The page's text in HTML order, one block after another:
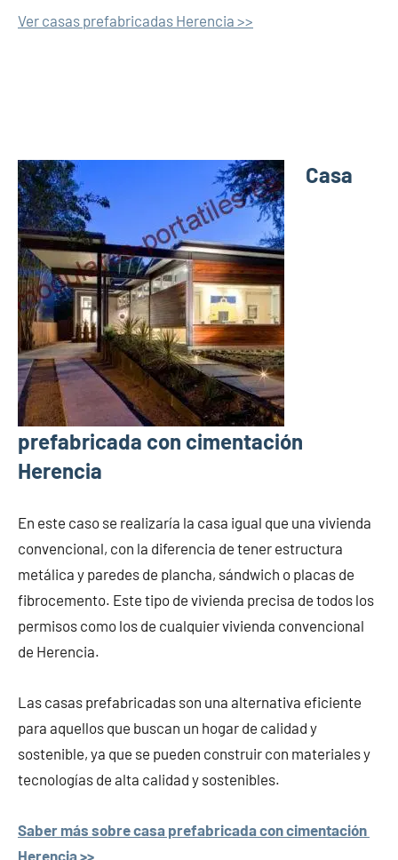
Ver casas prefabricadas Herencia >>
Casa
prefabricada con cimentación
Herencia
En este caso se realizaría la casa igual que una vivienda
convencional, con la diferencia de tener estructura
metálica y paredes de plancha, sándwich o placas de
fibrocemento. Este tipo de vivienda precisa de todos los
permisos como los de cualquier vivienda convencional
de Herencia.
Las casas prefabricadas son una alternativa eficiente
para aquellos que buscan un hogar de calidad y
sostenible, ya que se pueden construir con materiales y
tecnologías de alta calidad y sostenibles.
Saber más sobre casa prefabricada con cimentación
Herencia >>